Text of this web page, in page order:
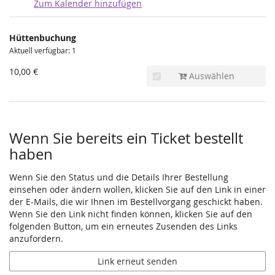
Zum Kalender hinzufügen
Produkte
Unkategorisierte
Produkte
Hüttenbuchung
Aktuell verfügbar: 1
10,00 € Auswählen
Wenn Sie bereits ein Ticket bestellt
haben
Wenn Sie den Status und die Details Ihrer Bestellung
einsehen oder ändern wollen, klicken Sie auf den Link in einer
der E-Mails, die wir Ihnen im Bestellvorgang geschickt haben.
Wenn Sie den Link nicht finden können, klicken Sie auf den
folgenden Button, um ein erneutes Zusenden des Links
anzufordern.
Link erneut senden